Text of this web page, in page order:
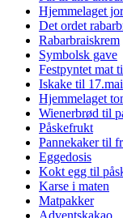
Hjemmelaget
Det ordet
Rabarbraiskrem
Symbolsk gave
Festpyntet mat
Iskake til 17.mai
Hjemmelaget
Wienerbrød til
Påskefrukt
Pannekaker til
Eggedosis
Kokt egg til
Karse i maten
Matpakker
Adventskakao